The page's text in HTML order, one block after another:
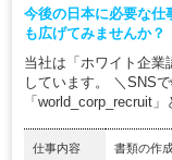
今後の日本に必要な仕
も広げてみませんか？
当社は「ホワイト企業
しています。 ＼SNS
「world_corp_recruit
仕事内容
書類の作